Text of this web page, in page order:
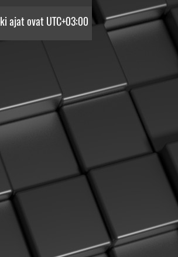
ajat ovat UTC+03:00